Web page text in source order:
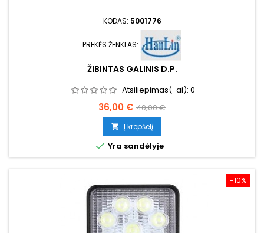
KODAS: 5001776
PREKĖS ŽENKLAS:
ŽIBINTAS GALINIS D.P.
Atsiliepimas(-ai): 0
Kaina
36,00 € Bazinė
kaina
40,00 €
 Į krepšelį
 Yra sandėlyje
−10%